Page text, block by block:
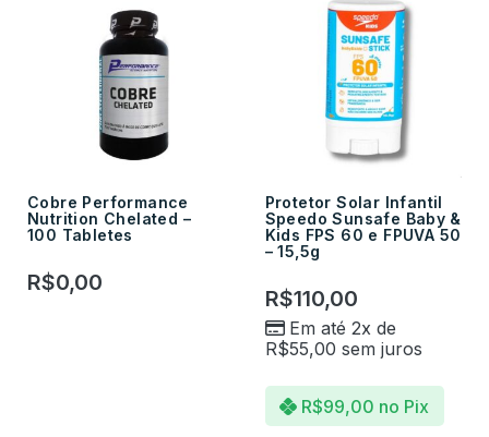
Cobre Performance
Nutrition Chelated –
100 Tabletes
R$0,00
Protetor Solar Infantil
Speedo Sunsafe Baby &
Kids FPS 60 e FPUVA 50
– 15,5g
R$110,00
Em até 2x de
R$55,00 sem juros
R$99,00 no Pix